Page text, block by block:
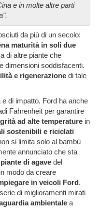
e in molte altre parti
.
da più di un secolo:
maturità in soli due
di altre piante che
dimensioni soddisfacenti.
e rigenerazione di tale
di impatto, Ford ha anche
Fahrenheit per garantire
ad alte temperature in
sostenibili e riciclati
si limita solo al bambù
annunciato che sta
di agave del
modo da creare
in veicoli Ford.
di miglioramenti mirati
ambientale a